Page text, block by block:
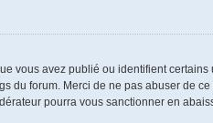
vous avez publié ou identifient
du forum. Merci de ne pas abuser de
pourra vous sanctionner en